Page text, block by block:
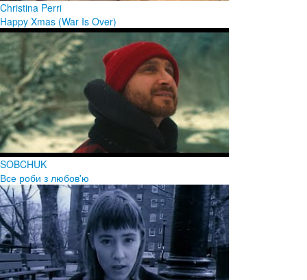
Christina Perri
Happy Xmas (War Is Over)
SOBCHUK
Все роби з любов'ю